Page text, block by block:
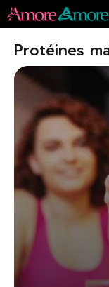
Aller
au
contenu
Protéines